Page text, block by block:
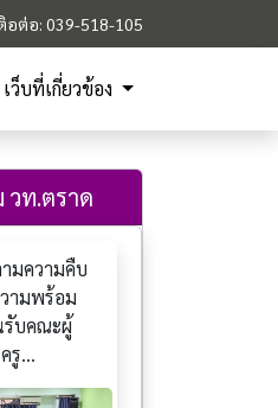
อต่อ: 039-518-105
เว็บที่เกี่ยวข้อง
วท.ตราด
มความคืบ
ามพร้อม
รับคณะผู้
รู...